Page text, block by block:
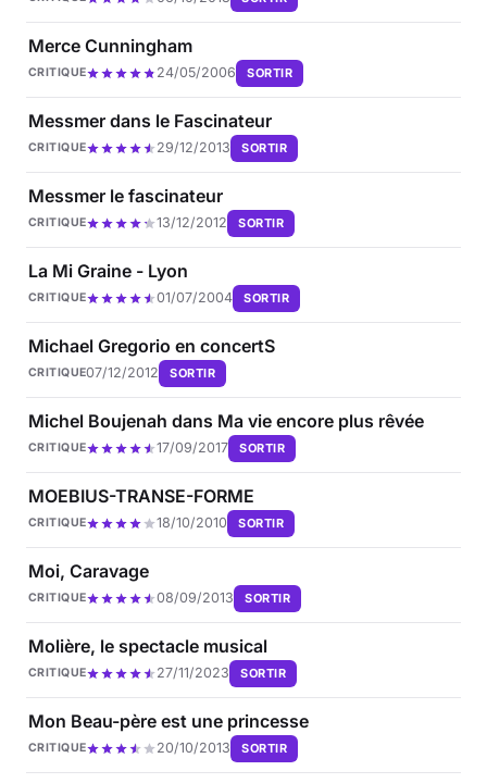
Merce Cunningham
CRITIQUE 24/05/2006 SORTIR
Messmer dans le Fascinateur
CRITIQUE 29/12/2013 SORTIR
Messmer le fascinateur
CRITIQUE 13/12/2012 SORTIR
La Mi Graine - Lyon
CRITIQUE 01/07/2004 SORTIR
Michael Gregorio en concertS
CRITIQUE07/12/2012 SORTIR
Michel Boujenah dans Ma vie encore plus rêvée
CRITIQUE 17/09/2017 SORTIR
MOEBIUS-TRANSE-FORME
CRITIQUE 18/10/2010 SORTIR
Moi, Caravage
CRITIQUE 08/09/2013 SORTIR
Molière, le spectacle musical
CRITIQUE 27/11/2023 SORTIR
Mon Beau-père est une princesse
CRITIQUE 20/10/2013 SORTIR